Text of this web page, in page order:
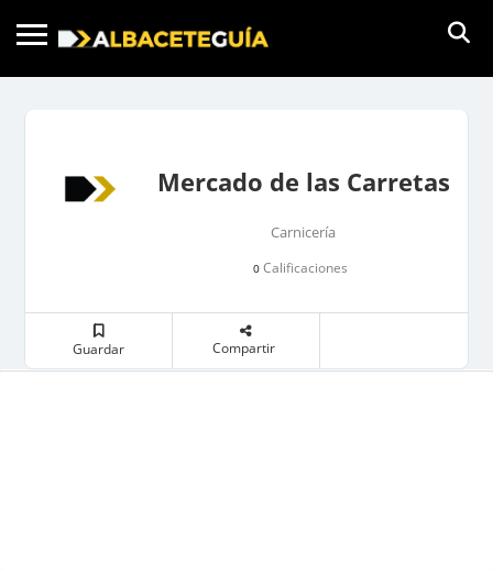
Mercado de las Carretas
Carnicería
0Calificaciones
Guardar Compartir